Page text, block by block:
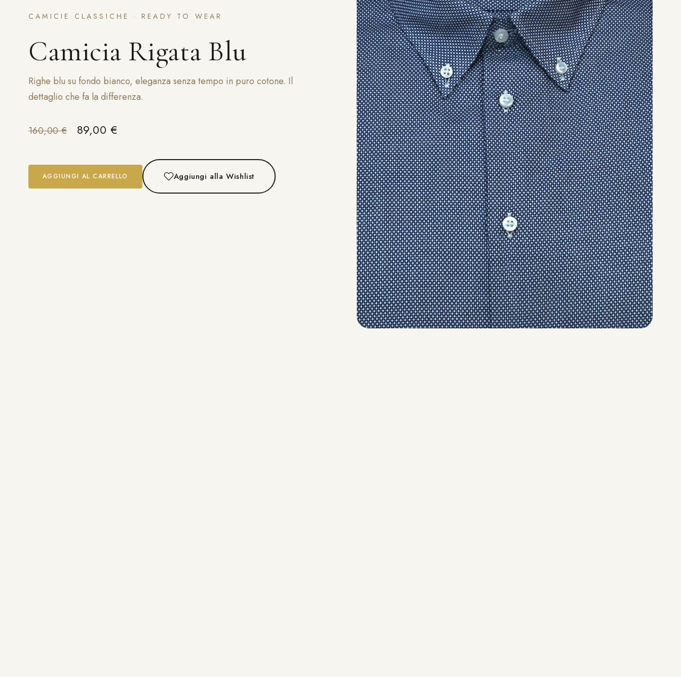
CAMICIE CLASSICHE · READY TO WEAR
Camicia Rigata Blu
Righe blu su fondo bianco, eleganza senza tempo in puro cotone. Il
dettaglio che fa la differenza.
160,00€ Il prezzo originale era: 160,00 €.
89,00 €
AGGIUNGI AL CARRELLO Aggiungi alla Wishlist